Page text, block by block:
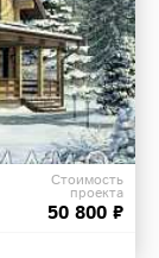
Стоимость
проекта
50 800 ₽